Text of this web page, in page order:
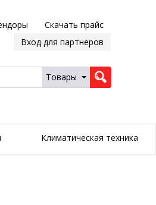
Скачать прайс
Вход для партнеров
Товары
Климатическая техника